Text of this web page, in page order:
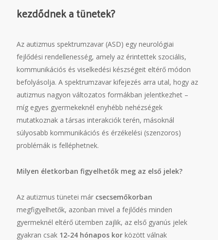
kezdődnek a tünetek?
Az autizmus spektrumzavar (ASD) egy neurológiai
fejlődési rendellenesség, amely az érintettek szociális,
kommunikációs és viselkedési készségeit eltérő módon
befolyásolja. A spektrumzavar kifejezés arra utal, hogy az
autizmus nagyon változatos formákban jelentkezhet –
míg egyes gyermekeknél enyhébb nehézségek
mutatkoznak a társas interakciók terén, másoknál
súlyosabb kommunikációs és érzékelési (szenzoros)
problémák is felléphetnek.
Milyen életkorban figyelhetők meg az első jelek?
Az autizmus tünetei már csecsemőkorban
megfigyelhetők, azonban mivel a fejlődés minden
gyermeknél eltérő ütemben zajlik, az első gyanús jelek
gyakran csak 12-24 hónapos korközött válnak